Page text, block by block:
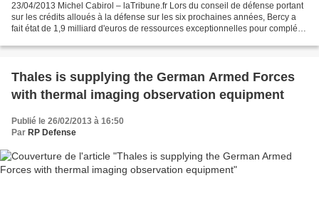
23/04/2013 Michel Cabirol – laTribune.fr Lors du conseil de défense portant
sur les crédits alloués à la défense sur les six prochaines années, Bercy a
fait état de 1,9 milliard d'euros de ressources exceptionnelles pour compléter
Thales is supplying the German Armed Forces
with thermal imaging observation equipment
Publié le 26/02/2013 à 16:50
Par RP Defense